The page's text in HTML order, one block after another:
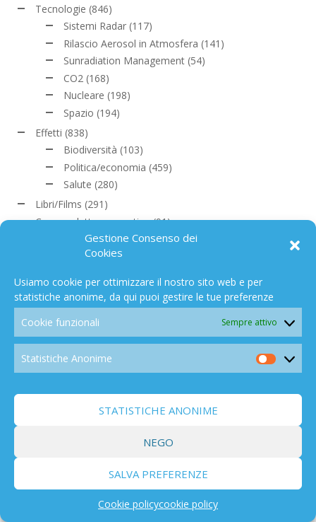
Gestione Consenso dei
Cookies
Usiamo cookie per ottimizzare il nostro sito web e per
statistiche anonime, da qui puoi gestire le tue preferenze
Cookie funzionali
Sempre attivo
Statistiche Anonime
STATISTICHE ANONIME
NEGO
SALVA PREFERENZE
Cookie policycookie policy
Tecnologie (846)
Sistemi Radar (117)
Rilascio Aerosol in Atmosfera (141)
Sunradiation Management (54)
CO2 (168)
Nucleare (198)
Spazio (194)
Effetti (838)
Biodiversità (103)
Politica/economia (459)
Salute (280)
Libri/Films (291)
Campo elettromagnetico(91)
Altro Mondo c'è(129)
(154)
PER ARGOMENTI
328
STORIA DEL CONTROLLO METEO E CLIMA